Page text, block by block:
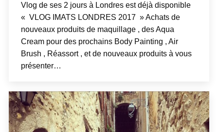
Vlog de ses 2 jours à Londres est déjà disponible
« VLOG IMATS LONDRES 2017 » Achats de
nouveaux produits de maquillage , des Aqua
Cream pour des prochains Body Painting , Air
Brush , Réassort , et de nouveaux produits à vous
présenter…